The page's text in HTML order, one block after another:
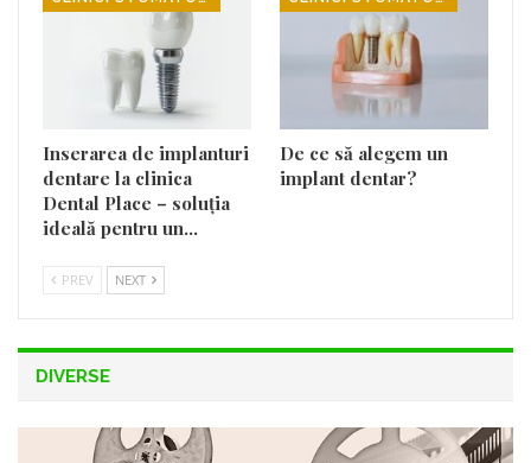
Inserarea de implanturi
dentare la clinica
Dental Place – soluția
ideală pentru un…
De ce să alegem un
implant dentar?
PREV NEXT
DIVERSE